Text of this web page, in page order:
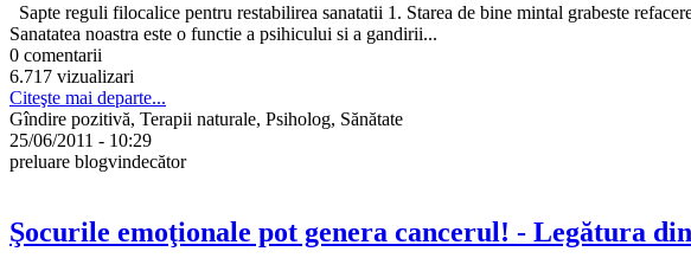
Sapte reguli filocalice pentru restabilirea sanatatii 1. Starea de bine mintal grabeste
Sanatatea noastra este o functie a psihicului si a gandirii...
0 comentarii
6.717 vizualizari
Citeşte mai departe...
Gîndire pozitivă, Terapii naturale, Psiholog, Sănătate
25/06/2011 - 10:29
preluare blogvindecător
Şocurile emoţionale pot genera cancerul! - Legătura